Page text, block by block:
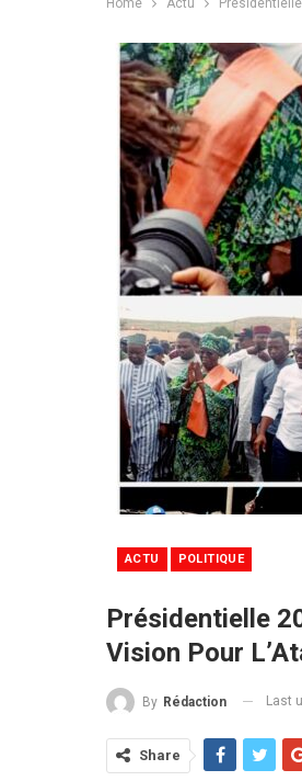
Home Actu
ACTU POLITIQUE
Présidentielle
Vision Pour
By Rédaction Last
Share